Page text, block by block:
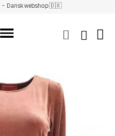
- Dansk webshop 🇩🇰